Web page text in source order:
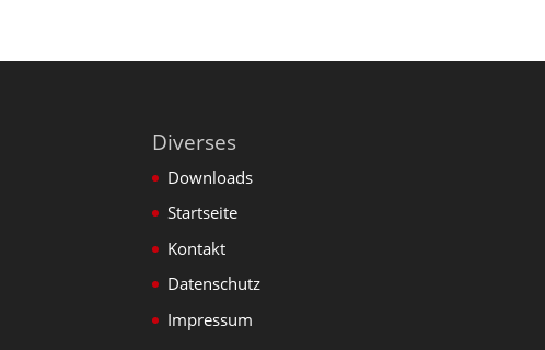
Diverses
Downloads
Startseite
Kontakt
Datenschutz
Impressum